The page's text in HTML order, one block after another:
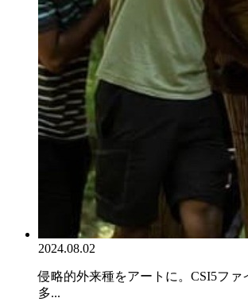
2024.08.02
侵略的外来種をアートに。CSI5ファ
多...